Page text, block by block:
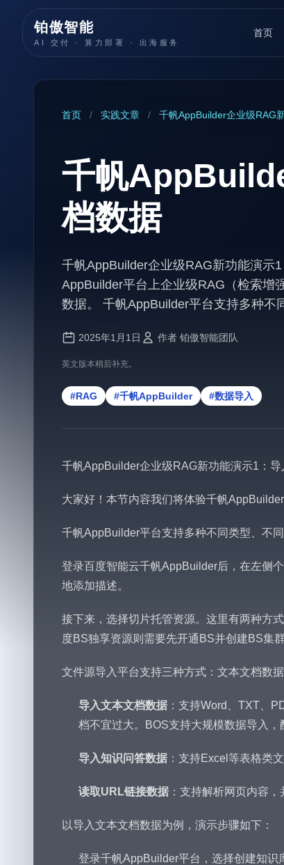
铂傲智能
AI 交付 · 算力部署 · 出海服务
首页
首页 / 实践文章 / 千帆AppBuilder企业级RAG
千帆
档数据
千帆AppBuilder企业级RAG新功能演示
AppBuilder平台上企业级RAG（检索增
数据。 千帆AppBuilder平台支持多种不
2025年1月1日 作者 铂傲智能团队
英文版本稍后补充。
#RAG #千帆AppBuilder #数据导入
千帆AppBuilder企业级RAG新功能演示1：
大家好！本节内容我们将体验千帆
千帆AppBuilder平台支持多种不同类型、不
登录百度智能云千帆AppBuilder后，在左侧
地添加描述。
接下来，选择切片托管资源。这里有两种方
度BS独享资源则需要先开通BS并创建BS集
文件源导入平台支持三种方式：文本文档数
导入文本文档数据 ：支持Word、TXT、
档不宜过大。BOS支持大规模数据导入，
导入知识问答数据 ：支持Excel等表格类
读取URL链接数据 ：支持解析网页内容
以导入文本文档数据为例，演示步骤如下：
登录千帆AppBuilder平台，选择创建知识